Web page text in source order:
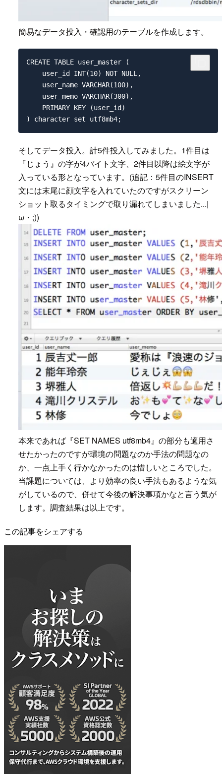
簡易なデータ投入・確認用のテーブルを作成します。
CREATE TABLE user_master (
    user_id INT(10) NOT NULL,
    user_name VARCHAR(100),
    user_memo VARCHAR(300),
    PRIMARY KEY (user_id)
そしてデータ投入。計5件投入してみました。1件目は
『じょう』の字が4バイト文字、2件目以降は絵文字が
入っている形となっています。(追記：5件目のINSERT
文には末尾に顔文字を入れていたのですがスクリーン
ショット取るタイミングで取り漏れてしまいました...|
ω・;))
本来であれば『SET NAMES utf8mb4』の部分も適用さ
せたかったのですが環境の問題なのか手法の問題なの
か、一点上手く行かなかったのは惜しいところでした。
当課題については、より効率の良い手法もあるような気
がしているので、併せて今後の解決事項かなと言う気が
します。調査結果は以上です。
この記事をシェアする